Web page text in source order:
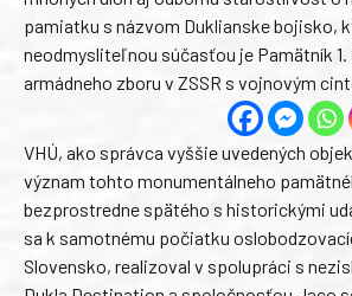
pamiatku s názvom Duklianske bojisko,
neodmysliteľnou súčasťou je Pamätník
armádneho zboru v ZSSR s vojnovým
VHÚ, ako správca vyššie uvedených
význam tohto monumentálneho
bezprostredne spätého s historickými
sa k samotnému počiatku
Slovensko, realizoval v spolupráci s